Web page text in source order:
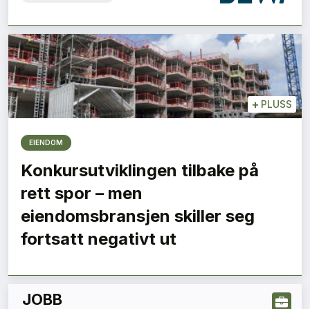
+ PLUSS
EIENDOM
Konkursutviklingen tilbake på
rett spor – men
eiendomsbransjen skiller seg
fortsatt negativt ut
JOBB